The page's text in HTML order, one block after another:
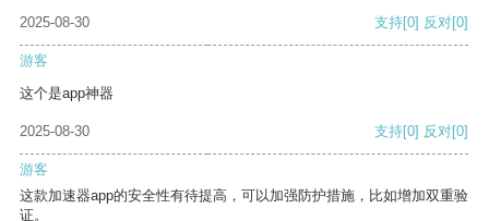
2025-08-30 支持[0] 反对[0]
游客
这个是app神器
2025-08-30 支持[0] 反对[0]
游客
这款加速器app的安全性有待提高，可以加强防护措施，比如增加双重验
证。